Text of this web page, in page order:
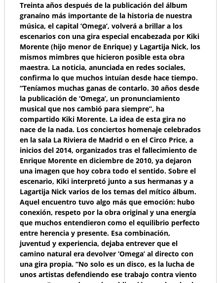
Treinta años después de la publicación del álbum
granaíno más importante de la historia de nuestra
música, el capital ‘Omega’, volverá a brillar a los
escenarios con una gira especial encabezada por Kiki
Morente (hijo menor de Enrique) y Lagartija Nick, los
mismos mimbres que hicieron posible esta obra
maestra. La noticia, anunciada en redes sociales,
confirma lo que muchos intuían desde hace tiempo.
“Teníamos muchas ganas de contarlo. 30 años desde
la publicación de ‘Omega’, un pronunciamiento
musical que nos cambió para siempre”, ha
compartido Kiki Morente. La idea de esta gira no
nace de la nada. Los conciertos homenaje celebrados
en la sala La Riviera de Madrid o en el Circo Price, a
inicios del 2014, organizados tras el fallecimiento de
Enrique Morente en diciembre de 2010, ya dejaron
una imagen que hoy cobra todo el sentido. Sobre el
escenario, Kiki interpretó junto a sus hermanas y a
Lagartija Nick varios de los temas del mítico álbum.
Aquel encuentro tuvo algo más que emoción: hubo
conexión, respeto por la obra original y una energía
que muchos entendieron como el equilibrio perfecto
entre herencia y presente. Esa combinación,
juventud y experiencia, dejaba entrever que el
camino natural era devolver ‘Omega’ al directo con
una gira propia. “No solo es un disco, es la lucha de
unos artistas defendiendo ese trabajo contra viento